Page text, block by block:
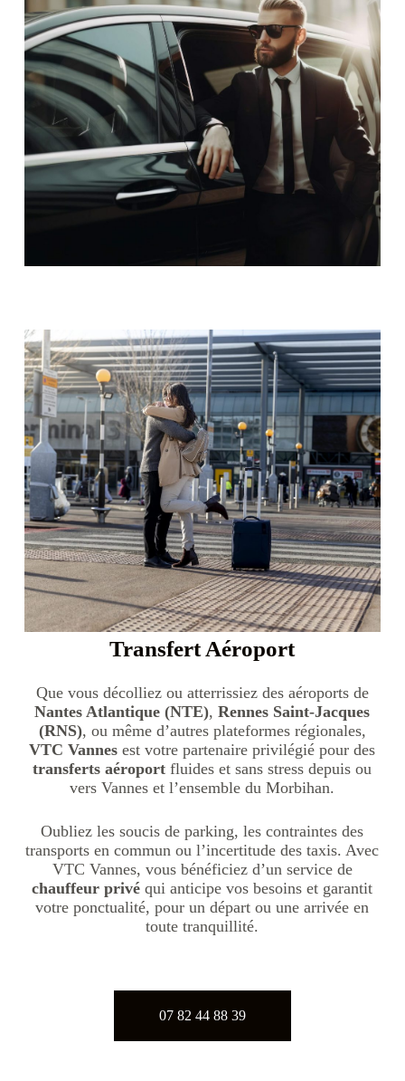
Transfert Aéroport
Que vous décolliez ou atterrissiez des aéroports de
Nantes Atlantique (NTE),Rennes Saint-Jacques
(RNS), ou même d’autres plateformes régionales,
VTC Vannes est votre partenaire privilégié pour des
transferts aéroport fluides et sans stress depuis ou
vers Vannes et l’ensemble du Morbihan.
Oubliez les soucis de parking, les contraintes des
transports en commun ou l’incertitude des taxis. Avec
VTC Vannes, vous bénéficiez d’un service de
chauffeur privé qui anticipe vos besoins et garantit
votre ponctualité, pour un départ ou une arrivée en
toute tranquillité.
07 82 44 88 39